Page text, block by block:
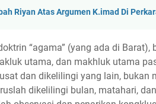
Riyan Atas Argumen K.imad Di
“agama” (yang ada di
utama, dan makhluk utama
dan dikelilingi yang lain, bukan
dikelilingi bulan, matahari,